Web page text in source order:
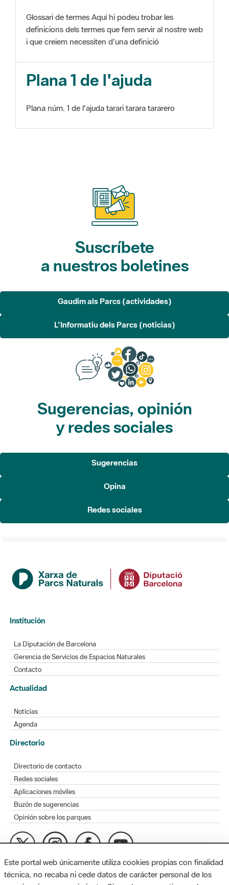
Glossari de termes Aquí hi podeu trobar les
definicions dels termes que fem servir al nostre web
i que creiem necessiten d'una definició
Plana 1 de l'ajuda
Plana núm. 1 de l'ajuda tarari tarara tararero
Suscríbete
a nuestros boletines
Gaudim als Parcs (actividades)
L'Informatiu dels Parcs (noticias)
Sugerencias, opinión
y redes sociales
Sugerencias
Opina
Redes sociales
Institución
La Diputación de Barcelona
Gerencia de Servicios de Espacios Naturales
Contacto
Actualidad
Noticias
Agenda
Directorio
Directorio de contacto
Redes sociales
Aplicaciones móviles
Buzón de sugerencias
Opinión sobre los parques
MAPA WEB AVISO LEGAL ACCESIBILIDAD
Este portal web únicamente utiliza cookies propias con finalidad
técnica, no recaba ni cede datos de carácter personal de los